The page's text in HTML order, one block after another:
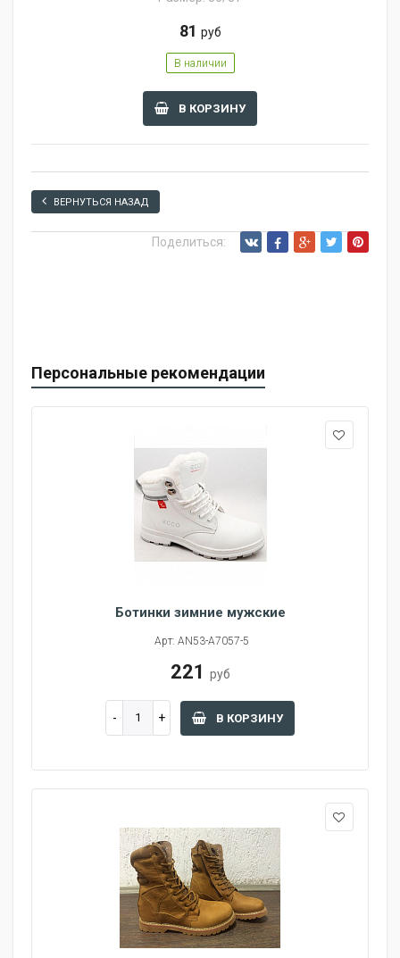
81 руб
В наличии
В КОРЗИНУ
ВЕРНУТЬСЯ НАЗАД
Поделиться:
Персональные рекомендации
Ботинки зимние мужские
Арт: AN53-A7057-5
221 руб
В КОРЗИНУ